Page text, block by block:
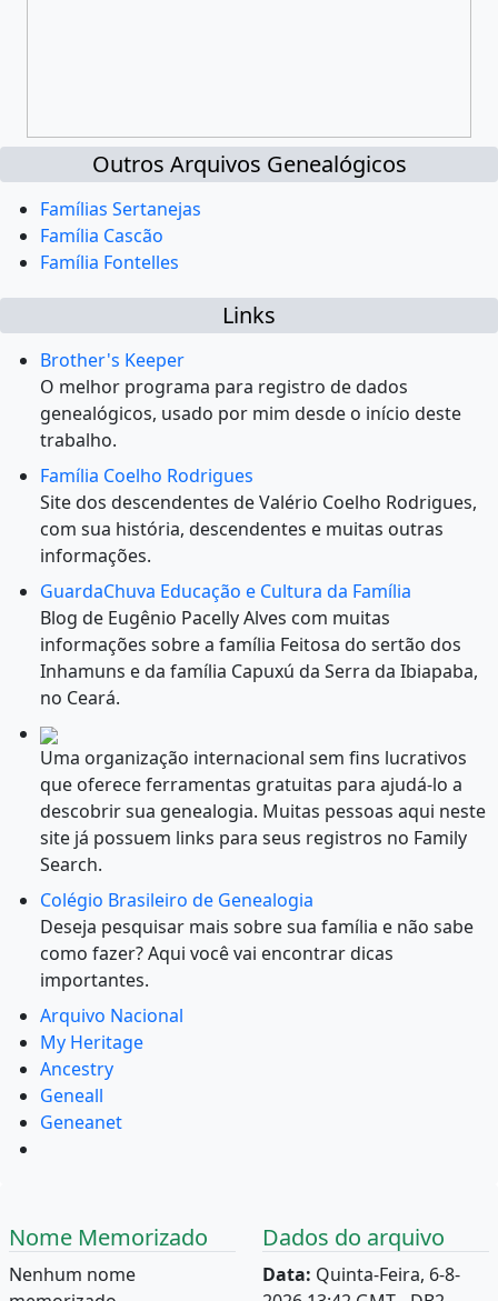
Outros Arquivos Genealógicos
Famílias Sertanejas
Família Cascão
Família Fontelles
Links
Brother's Keeper
O melhor programa para registro de dados
genealógicos, usado por mim desde o início deste
trabalho.
Família Coelho Rodrigues
Site dos descendentes de Valério Coelho Rodrigues,
com sua história, descendentes e muitas outras
informações.
GuardaChuva Educação e Cultura da Família
Blog de Eugênio Pacelly Alves com muitas
informações sobre a família Feitosa do sertão dos
Inhamuns e da família Capuxú da Serra da Ibiapaba,
no Ceará.
Uma organização internacional sem fins lucrativos
que oferece ferramentas gratuitas para ajudá-lo a
descobrir sua genealogia. Muitas pessoas aqui neste
site já possuem links para seus registros no Family
Search.
Colégio Brasileiro de Genealogia
Deseja pesquisar mais sobre sua família e não sabe
como fazer? Aqui você vai encontrar dicas
importantes.
Arquivo Nacional
My Heritage
Ancestry
Geneall
Geneanet
Nome Memorizado
Nenhum nome
Dados do arquivo
Data: Quinta-Feira, 6-8-